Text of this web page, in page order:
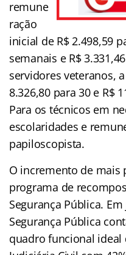
remune
ração
inicial de R$ 2.498,59
semanais e R$
servidores veteranos,
8.326,80 para 30 e R$
Para os técnicos em
escolaridades e
papiloscopista.
O incremento de mais
programa de
Segurança Pública.
Segurança Pública
quadro funcional ideal